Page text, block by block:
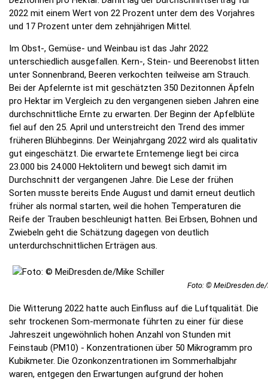
2022 mit einem Wert von 22 Prozent unter dem des Vorjahres
und 17 Prozent unter dem zehnjährigen Mittel.
Im Obst-, Gemüse- und Weinbau ist das Jahr 2022
unterschiedlich ausgefallen. Kern-, Stein- und Beerenobst litten
unter Sonnenbrand, Beeren verkochten teilweise am Strauch.
Bei der Apfelernte ist mit geschätzten 350 Dezitonnen Äpfeln
pro Hektar im Vergleich zu den vergangenen sieben Jahren eine
durchschnittliche Ernte zu erwarten. Der Beginn der Apfelblüte
fiel auf den 25. April und unterstreicht den Trend des immer
früheren Blühbeginns. Der Weinjahrgang 2022 wird als qualitativ
gut eingeschätzt. Die erwartete Erntemenge liegt bei circa
23.000 bis 24.000 Hektolitern und bewegt sich damit im
Durchschnitt der vergangenen Jahre. Die Lese der frühen
Sorten musste bereits Ende August und damit erneut deutlich
früher als normal starten, weil die hohen Temperaturen die
Reife der Trauben beschleunigt hatten. Bei Erbsen, Bohnen und
Zwiebeln geht die Schätzung dagegen von deutlich
unterdurchschnittlichen Erträgen aus.
Foto: ©
Die Witterung 2022 hatte auch Einfluss auf die Luftqualität. Die
sehr trockenen Som-mermonate führten zu einer für diese
Jahreszeit ungewöhnlich hohen Anzahl von Stunden mit
Feinstaub (PM10) - Konzentrationen über 50 Mikrogramm pro
Kubikmeter. Die Ozonkonzentrationen im Sommerhalbjahr
waren, entgegen den Erwartungen aufgrund der hohen